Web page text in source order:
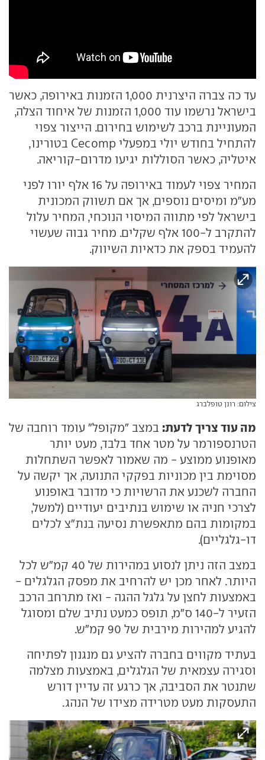
עד כה צברה היצרנית 1,000 הזמנות באירופה, כאשר
בישראל נרשמו עוד 1,000 הזמנות של איחוד הצלה,
המעוניינת ברכב לשימוש בחירום. הייצור צפוי
להתחיל בחודש יולי במפעלי Cecomp בטורינו,
איטליה, כאשר הסוללות יגיעו מדרום-קוריאה.
המחיר צפוי לעמוד באירופה על 16 אלף יורו לפני
מע"מ ומיסים נוספים, אך אם תשווק המכונית
בישראל לפי מתווה המיסוי הנוכחי, המחיר עלול
להתקרב ל-100 אלף שקלים. מחיר גבוה שעשוי
להעמיד בספק את כדאיות השיווק.
צילום: רונן טופלברג
מה עוד צריך לדעת: במצב "מקופל" עומד רוחבה של
הטרנספורמר על מטר אחד בלבד, מעט יותר
מאופנוע ממוצע - מה שאמור לאפשר השתחלות
מסוימת בין מכוניות בפקקי התנועה, אך יקשה על
החברה לשכנע את הרשויות כי מדובר באופנוע
לצרכי חניה או שימוש בנתיבים יעודיים (למשל,
במקומות בהם מתאפשרת נסיעה בנת"צ לכלים
דו-גלגליים).
במצב הזה ניתן לנסוע במהירות של 40 קמ"ש לכל
היותר. לאחר מכן יש להרחיב את מפסק הגלגלים -
באמצעות לחצן על גלגל ההגה - ואז מתרחב הרכב
הזעיר ל-140 ס"מ, תופס כמעט נתיב שלם ומסוגל
להגיע למהירות מירבית של 90 קמ"ש.
בעתיד מקווים בחברה להציע גם מנגנון לפתיחה
וסגירה עצמאית של הגלגלים, באמצעות מצלמה
שתנטר את הסביבה, אך כרגע זה עדיין דורש
התעסקות מעט מטרידה מצידו של הנהג.